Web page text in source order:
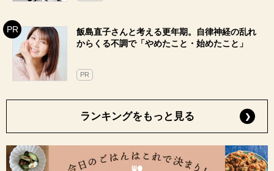
飯島直子さんと考える更年期。自律神経の乱れ
からくる不調で「やめたこと・始めたこと」
PR
ランキングをもっと見る